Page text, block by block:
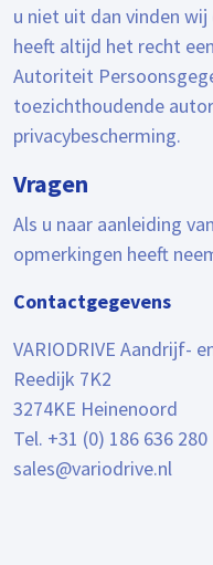
u niet uit dan vinden
heeft altijd het recht
Autoriteit
toezichthoudende
privacybescherming.
Vragen
Als u naar aanleiding
opmerkingen heeft
Contactgegevens
VARIODRIVE Aandrijf-
Reedijk 7K2
3274KE Heinenoord
Tel. +31 (0) 186 636 280
sales@variodrive.nl